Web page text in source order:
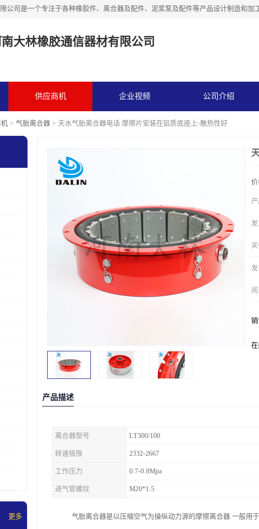
大林橡胶通信器材有限公司
供应商机 企业视频 公司介绍
> 气胎离合器 > 天水气胎离合器电话 摩擦片安装在铝质底座上-散热性好
更多
价
产
发
关
发
阅
销
在
产品描述
离合器型号 LT300/100
转速极限 2332-2667
工作压力 0.7-0.8Mpa
进气管螺纹 M20*1.5
气胎离合器是以压缩空气为操纵动力源的摩擦离合器.一般用